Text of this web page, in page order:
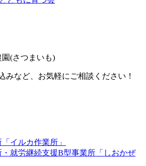
(さつまいも)
みなど、お気軽にご相談ください！
イルカ作業所」
就労継続支援B型事業所「しおかぜ